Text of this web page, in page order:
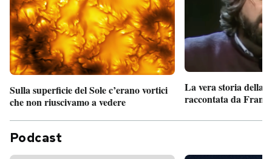
Sulla superficie del Sole c’erano vortici
che non riuscivamo a vedere
La vera storia della
raccontata da
Podcast